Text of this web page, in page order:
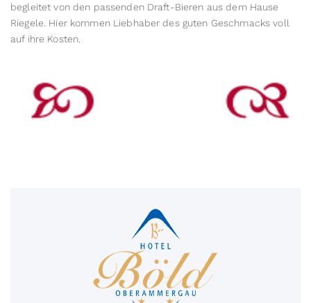
begleitet von den passenden Draft-Bieren aus dem Hause
Riegele. Hier kommen Liebhaber des guten Geschmacks voll
auf ihre Kosten.